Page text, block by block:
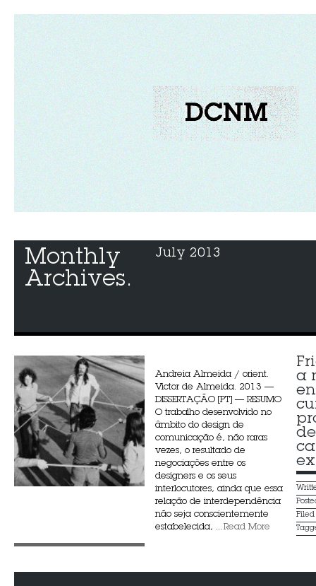
Monthly
Archives.
July 2013
Andreia Almeida / orient.
Victor de Almeida. 2013 —
DISSERTAÇÃO [PT] — RESUMO
O trabalho desenvolvido no
âmbito do design de
comunicação é, não raras
vezes, o resultado de
negociações entre os
designers e os seus
interlocutores, ainda que essa
relação de interdependência
não seja conscientemente
estabelecida, ... Read More
a